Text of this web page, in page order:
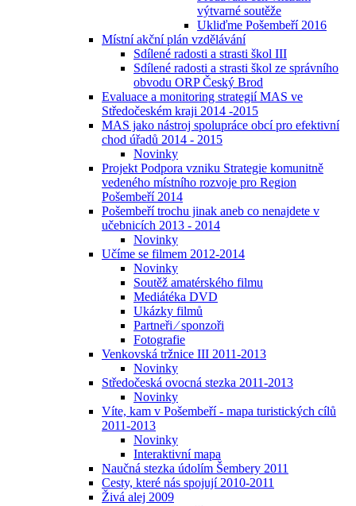
výtvarné soutěže
Ukliďme Pošembeří 2016
Místní akční plán vzdělávání
Sdílené radosti a strasti škol III
Sdílené radosti a strasti škol ze správního
obvodu ORP Český Brod
Evaluace a monitoring strategií MAS ve
Středočeském kraji 2014 -2015
MAS jako nástroj spolupráce obcí pro efektivní
chod úřadů 2014 - 2015
Novinky
Projekt Podpora vzniku Strategie komunitně
vedeného místního rozvoje pro Region
Pošembeří 2014
Pošembeří trochu jinak aneb co nenajdete v
učebnicích 2013 - 2014
Novinky
Učíme se filmem 2012-2014
Novinky
Soutěž amatérského filmu
Mediátéka DVD
Ukázky filmů
Partneři ⁄ sponzoři
Fotografie
Venkovská tržnice III 2011-2013
Novinky
Středočeská ovocná stezka 2011-2013
Novinky
Víte, kam v Pošembeří - mapa turistických cílů
2011-2013
Novinky
Interaktivní mapa
Naučná stezka údolím Šembery 2011
Cesty, které nás spojují 2010-2011
Živá alej 2009